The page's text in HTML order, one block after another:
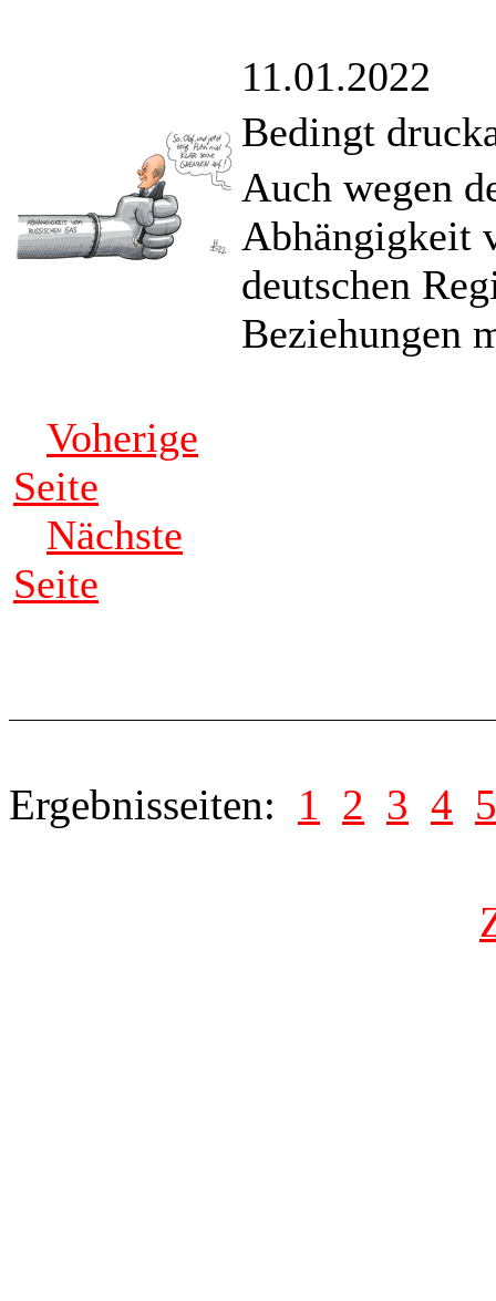
11.01.2022
Bedingt
Auch wegen
Abhängigkeit
deutschen
Beziehungen
Voherige
Seite
Nächste
Seite
Ergebnisseiten: 1 2 3 4 5